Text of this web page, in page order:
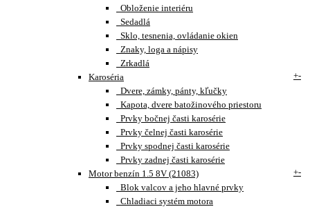
Obloženie interiéru
Sedadlá
Sklo, tesnenia, ovládanie okien
Znaky, loga a nápisy
Zrkadlá
Karoséria
+-
Dvere, zámky, pánty, kľučky
Kapota, dvere batožinového priestoru
Prvky bočnej časti karosérie
Prvky čelnej časti karosérie
Prvky spodnej časti karosérie
Prvky zadnej časti karosérie
Motor benzín 1.5 8V (21083)
+-
Blok valcov a jeho hlavné prvky
Chladiaci systém motora